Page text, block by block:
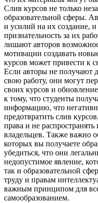
Слив курсов не только
образовательной сферы.
и усилий на их создание,
признательность за их
лишают авторов
мотивации создавать
курсов может привести к
Если авторы не получают
свою работу, они могут
своих курсов и
к тому, что студенты
информацию, что
предотвратить слив
права и не
владельцев. Также важно
которых вы получаете
убедиться, что они
недопустимое явление,
так и образовательной
труду и правам
важным принципом для
самообразованием.